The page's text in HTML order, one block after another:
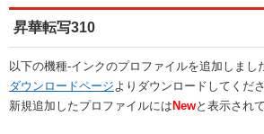
昇華転写310
以下の機種-インクのプロファイルを追加しまし
ダウンロードページよりダウンロードしてくださ
新規追加したプロファイルには Newと表示され